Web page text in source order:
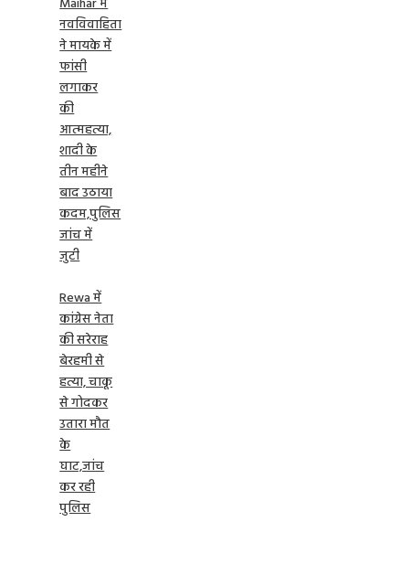
नवविवाहिता
ने मायके में
फांसी
लगाकर
की
आत्महत्या,
शादी के
तीन महीने
बाद उठाया
कदम,पुलिस
जांच में
जुटी
Rewa में
कांग्रेस नेता
की सरेराह
बेरहमी से
हत्या, चाकू
से गोदकर
उतारा मौत
के
घाट,जांच
कर रही
पुलिस